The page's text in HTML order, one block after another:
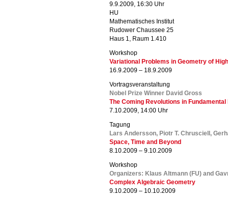
9.9.2009, 16:30 Uhr
HU
Mathematisches Institut
Rudower Chaussee 25
Haus 1, Raum 1.410
Workshop
Variational Problems in Geometry of
16.9.2009 – 18.9.2009
Vortragsveranstaltung
Nobel Prize Winner David Gross
The Coming Revolutions in
7.10.2009, 14:00 Uhr
Tagung
Lars Andersson, Piotr T. Chrusciell,
Space, Time and Beyond
8.10.2009 – 9.10.2009
Workshop
Organizers: Klaus Altmann (FU) and
Complex Algebraic Geometry
9.10.2009 – 10.10.2009